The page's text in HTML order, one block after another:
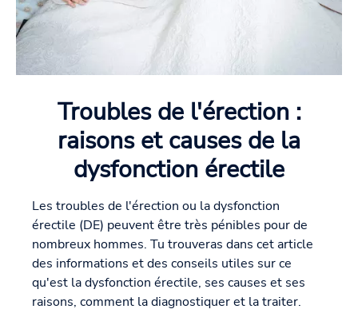
Troubles de l'érection :
raisons et causes de la
dysfonction érectile
Les troubles de l'érection ou la dysfonction
érectile (DE) peuvent être très pénibles pour de
nombreux hommes. Tu trouveras dans cet article
des informations et des conseils utiles sur ce
qu'est la dysfonction érectile, ses causes et ses
raisons, comment la diagnostiquer et la traiter.